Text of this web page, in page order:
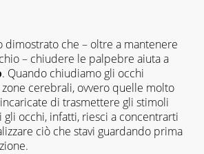
dimostrato che – oltre a mantenere
– chiudere le palpebre aiuta a
. Quando chiudiamo gli occhi
cerebrali, ovvero quelle molto
di trasmettere gli stimoli
gli occhi, infatti, riesci a concentrarti
ciò che stavi guardando prima